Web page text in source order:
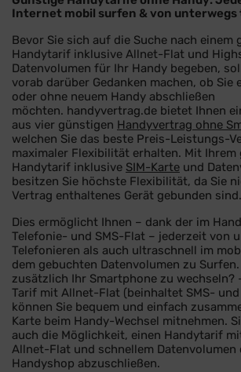
Internet mobil surfen & von
Bevor Sie sich auf die Suche nach einem
Handytarif inklusive Allnet-Flat und
Datenvolumen für Ihr Handy begeben,
vorab darüber Gedanken machen, ob Sie
oder ohne neuem Handy abschließen
möchten. handyvertrag.de bietet Ihnen
aus vier günstigen Handyvertrag ohne
welchen Sie das beste Preis-Leistungs-
maximaler Flexibilität erhalten. Mit Ihrem
Handytarif inklusive SIM-Karte und
besitzen Sie höchste Flexibilität, da Sie
Vertrag enthaltenes Gerät gebunden sind.
Dies ermöglicht Ihnen – dank der im
Telefonie- und SMS-Flat – jederzeit von
Telefonieren als auch ultraschnell im
dem gebuchten Datenvolumen zu
zusätzlich Ihr Smartphone zu wechseln?
Tarif mit Allnet-Flat (beinhaltet SMS-
können Sie bequem und einfach
Karte beim Handy-Wechsel mitnehmen.
auch die Möglichkeit, einen Handytarif
Allnet-Flat und schnellem Datenvolumen
Handyshop abzuschließen.